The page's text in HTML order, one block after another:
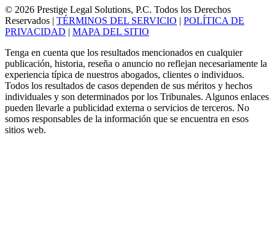
© 2026 Prestige Legal Solutions, P.C. Todos los Derechos
Reservados | TÉRMINOS DEL SERVICIO | POLÍTICA DE
PRIVACIDAD | MAPA DEL SITIO
Tenga en cuenta que los resultados mencionados en cualquier
publicación, historia, reseña o anuncio no reflejan necesariamente la
experiencia típica de nuestros abogados, clientes o individuos.
Todos los resultados de casos dependen de sus méritos y hechos
individuales y son determinados por los Tribunales. Algunos enlaces
pueden llevarle a publicidad externa o servicios de terceros. No
somos responsables de la información que se encuentra en esos
sitios web.